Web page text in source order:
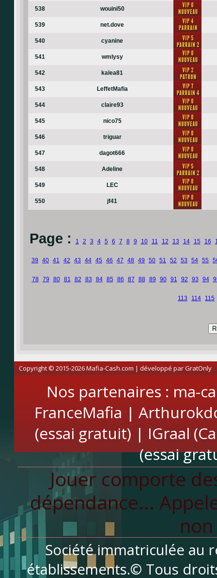
538 wouini50
539 net.dove
540 cyanine
541 wmlysy
542 kalea81
543 LeffetMafia
544 claire93
545 nico75
546 triguar
547 dagot666
548 Adeline
549 LEC
550 jf41
Page : 1 2 3 4 5 6 7 8 9 10 11 12 13 14 15 16
39 40 41 42 43 44 45 46 47 48 49 50 51 52 53 54 55
78 79 80 81 82 83 84 85 86 87 88 89 90 91 92 93 94
113 114 115
Copyright © 2015-2026 Mafia-Cash.com | développé parGratOnly
Nos partenaires : ma-
FranceMafia |
(essai gratuit) | IGraal
(essai
Jouer comporte
dépendance...
Société immatriculée au
établissements.© Tous